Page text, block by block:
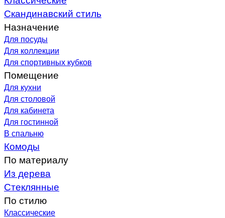
Скандинавский стиль
Назначение
Для посуды
Для коллекции
Для спортивных кубков
Помещение
Для кухни
Для столовой
Для кабинета
Для гостинной
В спальню
Комоды
По материалу
Из дерева
Стеклянные
По стилю
Классические